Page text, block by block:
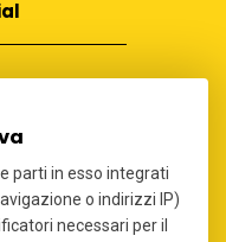
parti in esso integrati
o indirizzi IP)
necessari per il